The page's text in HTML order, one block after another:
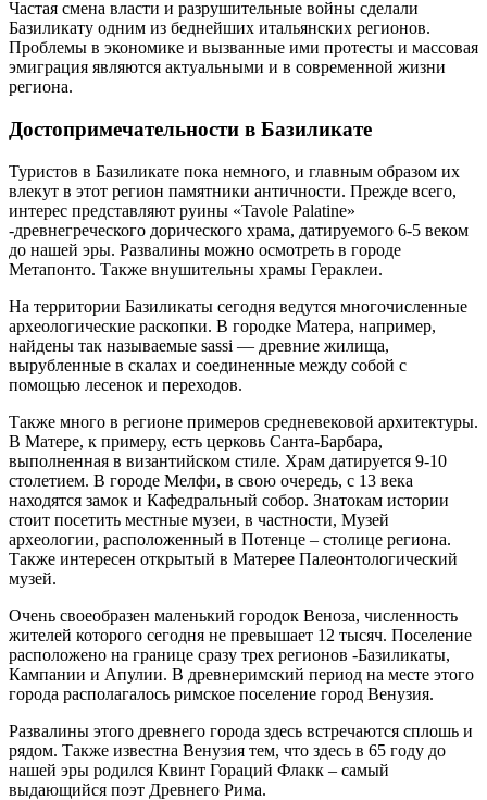
Частая смена власти и разрушительные войны сделали
Базиликату одним из беднейших итальянских регионов.
Проблемы в экономике и вызванные ими протесты и массовая
эмиграция являются актуальными и в современной жизни
региона.
Достопримечательности в Базиликате
Туристов в Базиликате пока немного, и главным образом их
влекут в этот регион памятники античности. Прежде всего,
интерес представляют руины «Tavole Palatine»
-древнегреческого дорического храма, датируемого 6-5 веком
до нашей эры. Развалины можно осмотреть в городе
Метапонто. Также внушительны храмы Гераклеи.
На территории Базиликаты сегодня ведутся многочисленные
археологические раскопки. В городке Матера, например,
найдены так называемые sassi — древние жилища,
вырубленные в скалах и соединенные между собой с
помощью лесенок и переходов.
Также много в регионе примеров средневековой архитектуры.
В Матере, к примеру, есть церковь Санта-Барбара,
выполненная в византийском стиле. Храм датируется 9-10
столетием. В городе Мелфи, в свою очередь, с 13 века
находятся замок и Кафедральный собор. Знатокам истории
стоит посетить местные музеи, в частности, Музей
археологии, расположенный в Потенце – столице региона.
Также интересен открытый в Матерее Палеонтологический
музей.
Очень своеобразен маленький городок Веноза, численность
жителей которого сегодня не превышает 12 тысяч. Поселение
расположено на границе сразу трех регионов -Базиликаты,
Кампании и Апулии. В древнеримский период на месте этого
города располагалось римское поселение город Венузия.
Развалины этого древнего города здесь встречаются сплошь и
рядом. Также известна Венузия тем, что здесь в 65 году до
нашей эры родился Квинт Гораций Флакк – самый
выдающийся поэт Древнего Рима.